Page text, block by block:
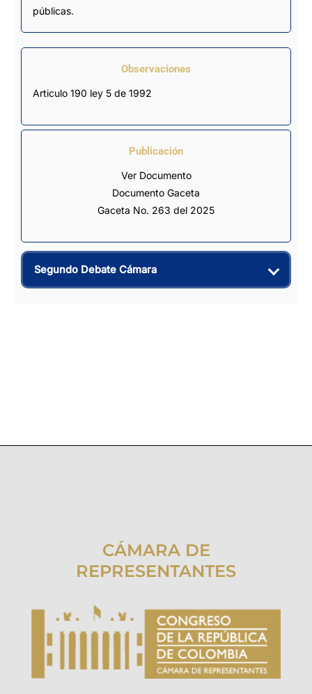
públicas.
Observaciones
Articulo 190 ley 5 de 1992
Publicación
Ver Documento
Documento Gaceta
Gaceta No. 263 del 2025
Segundo Debate Cámara
CÁMARA DE
REPRESENTANTES